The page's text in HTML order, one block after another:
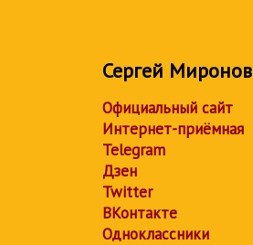
Сергей Миронов
Официальный сайт
Интернет-приёмная
Telegram
Дзен
Twitter
ВКонтакте
Одноклассники